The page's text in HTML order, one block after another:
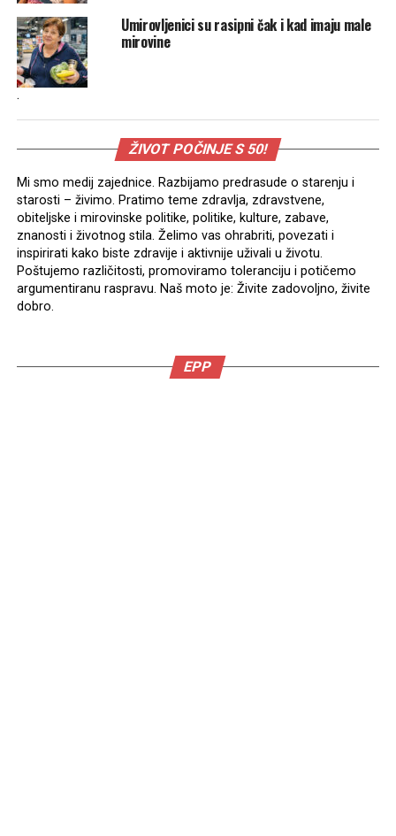
Umirovljenici su rasipni čak i kad imaju male
mirovine
.
ŽIVOT POČINJE S 50!
Mi smo medij zajednice. Razbijamo predrasude o starenju i
starosti – živimo. Pratimo teme zdravlja, zdravstvene,
obiteljske i mirovinske politike, politike, kulture, zabave,
znanosti i životnog stila. Želimo vas ohrabriti, povezati i
inspirirati kako biste zdravije i aktivnije uživali u životu.
Poštujemo različitosti, promoviramo toleranciju i potičemo
argumentiranu raspravu. Naš moto je: Živite zadovoljno, živite
dobro.
EPP